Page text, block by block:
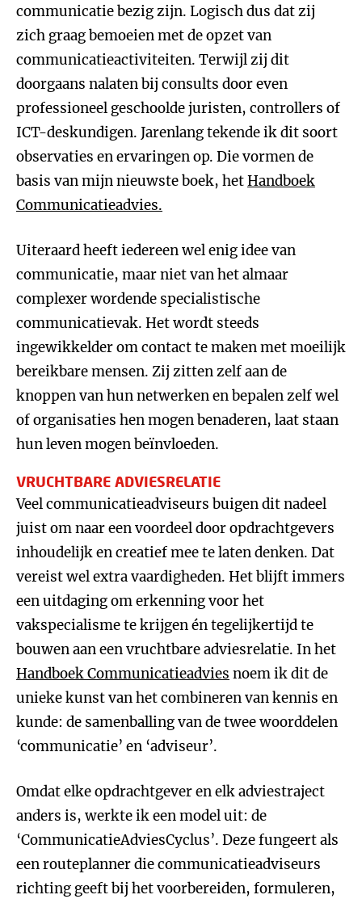
communicatie bezig zijn. Logisch dus dat zij
zich graag bemoeien met de opzet van
communicatieactiviteiten. Terwijl zij dit
doorgaans nalaten bij consults door even
professioneel geschoolde juristen, controllers of
ICT-deskundigen. Jarenlang tekende ik dit soort
observaties en ervaringen op. Die vormen de
basis van mijn nieuwste boek, hetHandboek
Communicatieadvies.
Uiteraard heeft iedereen wel enig idee van
communicatie, maar niet van het almaar
complexer wordende specialistische
communicatievak. Het wordt steeds
ingewikkelder om contact te maken met moeilijk
bereikbare mensen. Zij zitten zelf aan de
knoppen van hun netwerken en bepalen zelf wel
of organisaties hen mogen benaderen, laat staan
hun leven mogen beïnvloeden.
VRUCHTBARE ADVIESRELATIE
Veel communicatieadviseurs buigen dit nadeel
juist om naar een voordeel door opdrachtgevers
inhoudelijk en creatief mee te laten denken. Dat
vereist wel extra vaardigheden. Het blijft immers
een uitdaging om erkenning voor het
vakspecialisme te krijgen én tegelijkertijd te
bouwen aan een vruchtbare adviesrelatie. In het
Handboek Communicatieadvies noem ik dit de
unieke kunst van het combineren van kennis en
kunde: de samenballing van de twee woorddelen
‘communicatie’ en ‘adviseur’.
Omdat elke opdrachtgever en elk adviestraject
anders is, werkte ik een model uit: de
‘CommunicatieAdviesCyclus’. Deze fungeert als
een routeplanner die communicatieadviseurs
richting geeft bij het voorbereiden, formuleren,